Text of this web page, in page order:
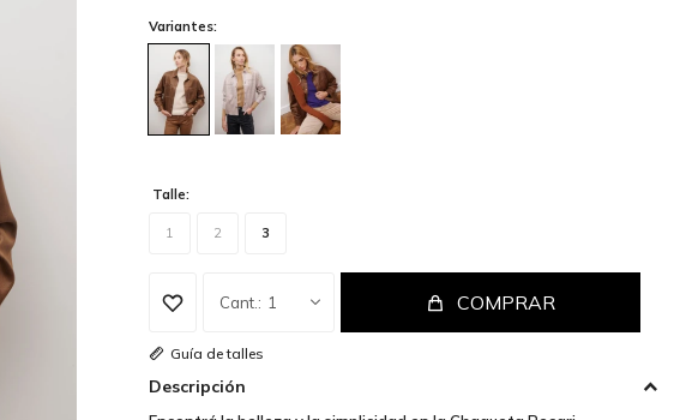
Variantes:
Talle:
1 2 3
1 COMPRAR
Guía de talles
Descripción